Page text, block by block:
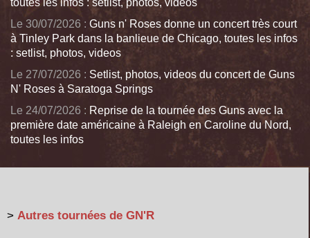
toutes les infos : setlist, photos, videos
Le 30/07/2026 : Guns n' Roses donne un concert très court
à Tinley Park dans la banlieue de Chicago, toutes les infos
: setlist, photos, videos
Le 27/07/2026 : Setlist, photos, videos du concert de Guns
N' Roses à Saratoga Springs
Le 24/07/2026 : Reprise de la tournée des Guns avec la
première date américaine à Raleigh en Caroline du Nord,
toutes les infos
> Autres tournées de GN'R